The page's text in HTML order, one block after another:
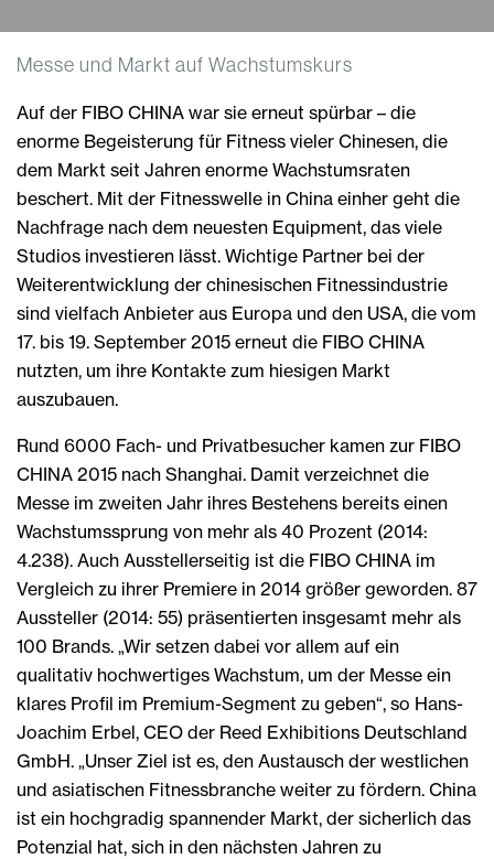
Messe und Markt auf Wachstumskurs
Auf der FIBO CHINA war sie erneut spürbar – die
enorme Begeisterung für Fitness vieler Chinesen, die
dem Markt seit Jahren enorme Wachstumsraten
beschert. Mit der Fitnesswelle in China einher geht die
Nachfrage nach dem neuesten Equipment, das viele
Studios investieren lässt. Wichtige Partner bei der
Weiterentwicklung der chinesischen Fitnessindustrie
sind vielfach Anbieter aus Europa und den USA, die vom
17. bis 19. September 2015 erneut die FIBO CHINA
nutzten, um ihre Kontakte zum hiesigen Markt
auszubauen.
Rund 6000 Fach- und Privatbesucher kamen zur FIBO
CHINA 2015 nach Shanghai. Damit verzeichnet die
Messe im zweiten Jahr ihres Bestehens bereits einen
Wachstumssprung von mehr als 40 Prozent (2014:
4.238). Auch Ausstellerseitig ist die FIBO CHINA im
Vergleich zu ihrer Premiere in 2014 größer geworden. 87
Aussteller (2014: 55) präsentierten insgesamt mehr als
100 Brands. „Wir setzen dabei vor allem auf ein
qualitativ hochwertiges Wachstum, um der Messe ein
klares Profil im Premium-Segment zu geben“, so Hans-
Joachim Erbel, CEO der Reed Exhibitions Deutschland
GmbH. „Unser Ziel ist es, den Austausch der westlichen
und asiatischen Fitnessbranche weiter zu fördern. China
ist ein hochgradig spannender Markt, der sicherlich das
Potenzial hat, sich in den nächsten Jahren zu